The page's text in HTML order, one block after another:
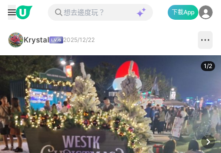
下載App
Krystal 2025/12/22
1/2